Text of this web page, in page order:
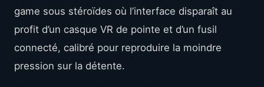
game sous stéroïdes où l’interface disparaît au
profit d’un casque VR de pointe et d’un fusil
connecté, calibré pour reproduire la moindre
pression sur la détente.